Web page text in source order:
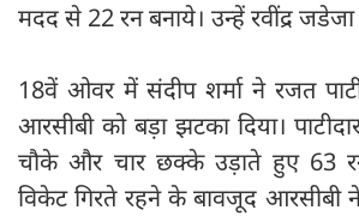
मदद से 22 रन बनाये। उन्हें रवींद्र
18वें ओवर में संदीप शर्मा ने रजत
आरसीबी को बड़ा झटका दिया।
चौके और चार छक्के उड़ाते हुए 63
विकेट गिरते रहने के बावजूद आरसीबी ने